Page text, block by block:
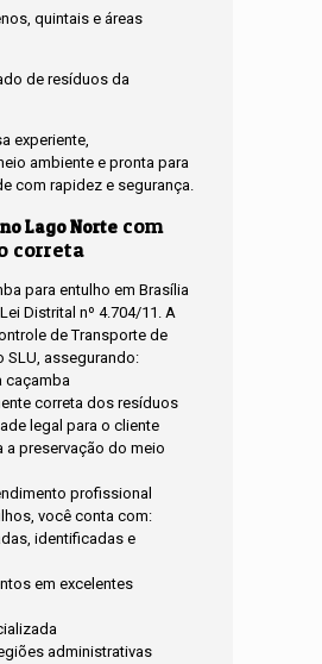
quintais e áreas
de resíduos da
experiente,
ambiente e pronta para
com rapidez e segurança.
Lago Norte com
correta
para entulho em Brasília
Distrital nº 4.704/11. A
de Transporte de
SLU, assegurando:
caçamba
correta dos resíduos
legal para o cliente
a preservação do meio
profissional
você conta com:
identificadas e
em excelentes
administrativas